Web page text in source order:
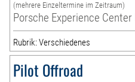
(mehrere Einzeltermine im Zeitraum)
Porsche Experience Center
Rubrik: Verschiedenes
Pilot Offroad